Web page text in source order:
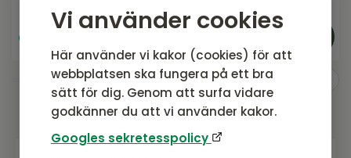
Vi använder cookies
Här använder vi kakor (cookies) för att
webbplatsen ska fungera på ett bra
sätt för dig. Genom att surfa vidare
godkänner du att vi använder kakor.
Googles sekretesspolicy